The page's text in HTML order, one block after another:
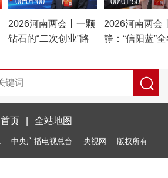
2026河南两会丨一颗
钻石的“二次创业”路
00:01:00
2026河南两会
静：“信阳蓝”
续”长效守护
00:01:50
首页 全站地图
中央广播电视总台 央视网 版权所有